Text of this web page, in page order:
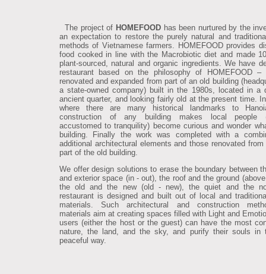
The project of HOMEFOODhas been nurtured by the
an expectation to restore the purely natural and
methods of Vietnamese farmers. HOMEFOOD provides
food cooked in line with the Macrobiotic diet and made
plant-sourced, natural and organic ingredients. We have
restaurant based on the philosophy of HOMEFOOD –
renovated and expanded from part of an old building
a state-owned company) built in the 1980s, located in a
ancient quarter, and looking fairly old at the present time.
where there are many historical landmarks to
construction of any building makes local people
accustomed to tranquility) become curious and wonder
building. Finally the work was completed with a
additional architectural elements and those renovated from
part of the old building.
We offer design solutions to erase the boundary between
and exterior space (in - out), the roof and the ground
the old and the new (old - new), the quiet and the
restaurant is designed and built out of local and
materials. Such architectural and construction
materials aim at creating spaces filled with Light and
users (either the host or the guest) can have the most
nature, the land, and the sky, and purify their souls in
peaceful way.